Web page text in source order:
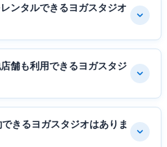
ンタルできるヨガスタジオ
舗も利用できるヨガスタジ
きるヨガスタジオはありま